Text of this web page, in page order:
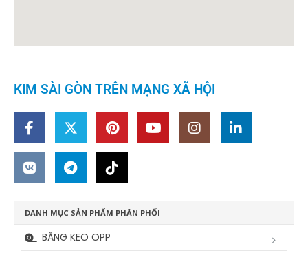
KIM SÀI GÒN TRÊN MẠNG XÃ HỘI
DANH MỤC SẢN PHẨM PHÂN PHỐI
BĂNG KEO OPP